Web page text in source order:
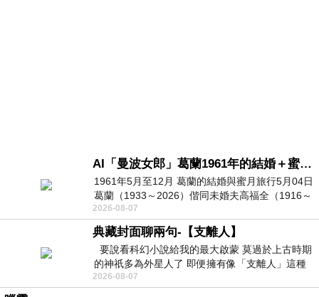
AI「曼波女郎」葛蘭1961年的結婚＋蜜月旅行 #戀上老電影 #葛蘭 #粟子
1961年5月至12月 葛蘭的結婚與蜜月旅行5月04日
葛蘭（1933～2026）偕同未婚夫高福全（1916～
2004）乘郵輪赴倫敦6月15日於英國倫敦St.S
2026-08-07
典藏封面聊兩句-【支離人】
要說看科幻小說給我的最大啟蒙 莫過於上古時期
的神祇多為外星人了 即便擁有像「支離人」這種
驚世駭俗的神通法門 也未必讀
2026-08-07